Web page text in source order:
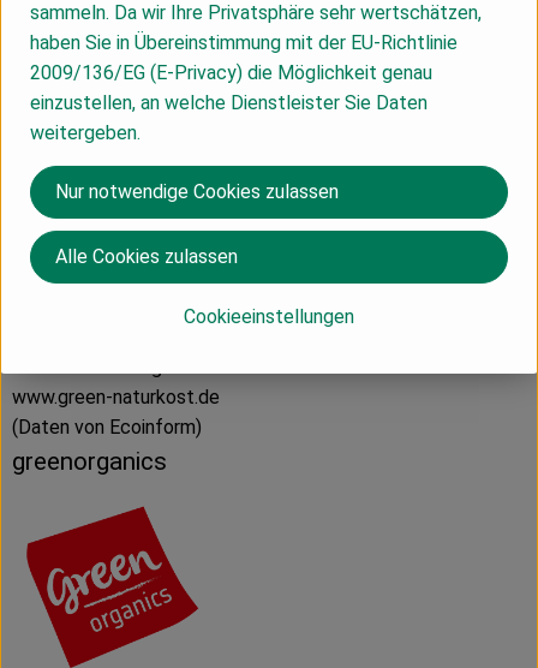
Herkunft
Hersteller: greenorganics
LV
www.green-naturkost.de
(Daten von Ecoinform)
greenorganics
sammeln. Da wir Ihre Privatsphäre sehr wertschätzen,
haben Sie in Übereinstimmung mit der EU-Richtlinie
2009/136/EG (E-Privacy) die Möglichkeit genau
einzustellen, an welche Dienstleister Sie Daten
weitergeben.
Cookieeinstellungen
Nur notwendige Cookies zulassen
Alle Cookies zulassen